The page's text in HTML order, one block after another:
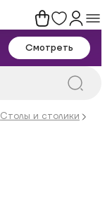
Смотреть
Столы и столики